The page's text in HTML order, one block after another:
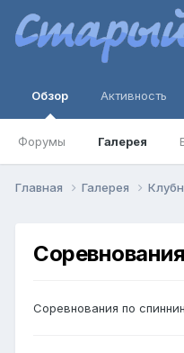
Обзор
Форумы Галерея
Активность
Главная Галерея
Соревнования по